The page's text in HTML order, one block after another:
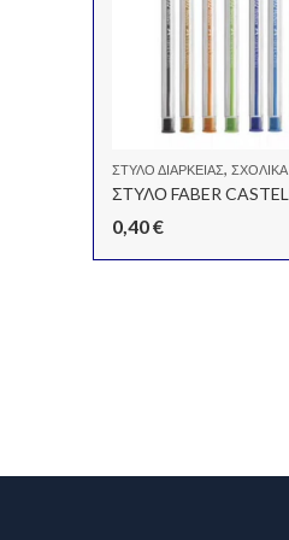
ΣΤΥΛΌ ΔΙΑΡΚΕΊΑΣ, ΣΧΟΛΙΚΆ
0,40€